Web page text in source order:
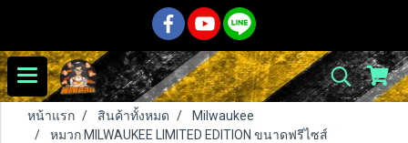
หน้าแรก สินค้าทั้งหมด
Milwaukee
หมวก MILWAUKEE LIMITED EDITION ขนาดฟรีไซส์